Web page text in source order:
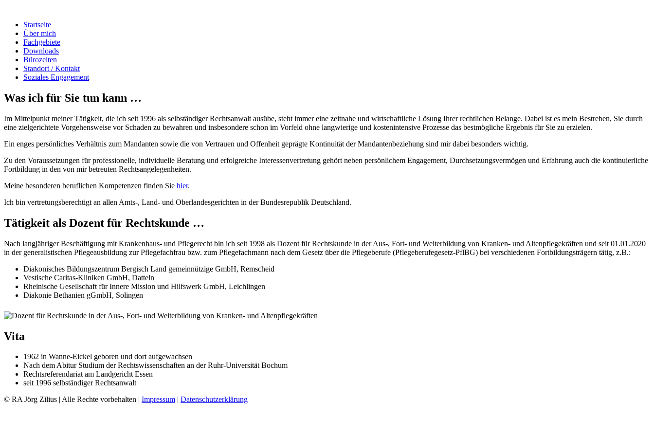
Startseite
Über mich
Fachgebiete
Downloads
Bürozeiten
Standort / Kontakt
Soziales Engagement
Was ich für Sie tun kann …
Im Mittelpunkt meiner Tätigkeit, die ich seit 1996 als selbständiger Rechtsanwalt ausübe, steht immer eine zeitnahe und wirtschaftliche Lösung Ihrer rechtlichen Belange. Dabei ist es mein Bestreben, Sie durch
eine zielgerichtete Vorgehensweise vor Schaden zu bewahren und insbesondere schon im Vorfeld ohne langwierige und kostenintensive Prozesse das bestmögliche Ergebnis für Sie zu erzielen.
Ein enges persönliches Verhältnis zum Mandanten sowie die von Vertrauen und Offenheit geprägte Kontinuität der Mandantenbeziehung sind mir dabei besonders wichtig.
Zu den Voraussetzungen für professionelle, individuelle Beratung und erfolgreiche Interessenvertretung gehört neben persönlichem Engagement, Durchsetzungsvermögen und Erfahrung auch die kontinuierliche
Fortbildung in den von mir betreuten Rechtsangelegenheiten.
Meine besonderen beruflichen Kompetenzen finden Sie hier.
Ich bin vertretungsberechtigt an allen Amts-, Land- und Oberlandesgerichten in der Bundesrepublik Deutschland.
Tätigkeit als Dozent für Rechtskunde …
Nach langjähriger Beschäftigung mit Krankenhaus- und Pflegerecht bin ich seit 1998 als Dozent für Rechtskunde in der Aus-, Fort- und Weiterbildung von Kranken- und Altenpflegekräften und seit 01.01.2020
in der generalistischen Pflegeausbildung zur Pflegefachfrau bzw. zum Pflegefachmann nach dem Gesetz über die Pflegeberufe (Pflegeberufegesetz-PflBG) bei verschiedenen Fortbildungsträgern tätig, z.B.:
Diakonisches Bildungszentrum Bergisch Land gemeinnützige GmbH, Remscheid
Vestische Caritas-Kliniken GmbH, Datteln
Rheinische Gesellschaft für Innere Mission und Hilfswerk GmbH, Leichlingen
Diakonie Bethanien gGmbH, Solingen
Vita
1962 in Wanne-Eickel geboren und dort aufgewachsen
Nach dem Abitur Studium der Rechts­wissen­schaften an der Ruhr-Universität Bochum
Rechts­referendariat am Landgericht Essen
seit 1996 selbständiger Rechtsanwalt
© RA Jörg Zilius | Alle Rechte vorbehalten | Impressum | Datenschutzerklärung